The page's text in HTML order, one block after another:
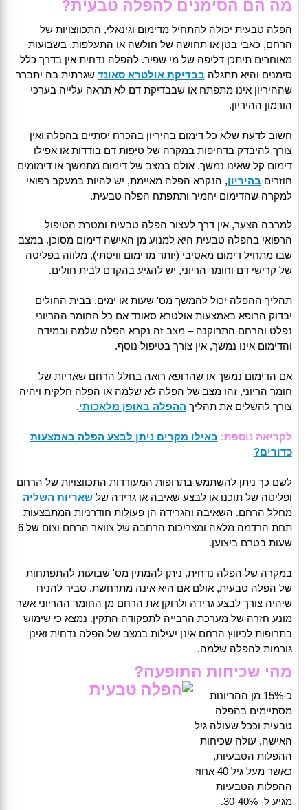
מה הם הסימנים להפלה טבעית?
הפלה טבעית יכולה להתחיל מדימום וגינאלי, התכווצויות של
הרחם, כאבי בטן או תחושה של חולשה או התעלפות. בשבועות
מאוחרים תיתכן דליפה של מי שפיר. להפלה נדחית אין בדרך כלל
סימנים והיא תתגלה בבדיקת אולטרא סאונד שגרתית בה יתברר
שההיריון אינו מתפתח או שבבדיקת דם לא תראה עלייה בערכי
הורמון ההיריון.
חשוב לדעת שלא כל דימום בהיריון בהכרח יסתיים בהפלה ואין
צורך להיבדק בדחיפות במקרה של טיפות דם בודדות או אפילו
דימום קל שאינו נמשך. אולם במצב של דימום מתמשך או דימומים
חוזרים בהיריון, הנקרא הפלה מאיימת, יש להיות במעקב רפואי
למקרה שהדימום יחמיר ותתפתח הפלה טבעית.
למרבה הצער, אין דרך לעצור הפלה טבעית ומטרת הטיפול
הרפואי בהפלה טבעית היא למנוע מן האישה דימום מסוכן. במצב
שבו מתחיל דימום מאסיבי (יותר מדימום וויסתי), מלווה בפליטה
של קרישי דם וחומר הריוני, יש להגיע בהקדם לבית חולים.
תהליך ההפלה יכול להמשך מס' שעות או ימים. בבית החולים
יבדוק הרופא באמצעות אולטרא סאונד אם כל החומר ההריוני
נפלט והרחם התרוקנה – מצב זה נקרא הפלה שלמה ובמידה
והדימום אינו נמשך, אין צורך בטיפול נוסף.
אם הדימום נמשך או שהרופא רואה בחלל הרחם שאריות של
חומר הריוני, זהו מצב של הפלה לא שלמה או הפלה חלקית ויהיה
צורך להשלים את תהליך ההפלה באופן מלאכותי.
לקריאה נוספת: באילו מקרים ניתן לבצע הפלה באמצעות
כדורים?
לשם כך ניתן להשתמש בתרופות המעודדות התכווצויות של הרחם
ופליטה של תוכנו או לבצע שאיבה או גרידה שלשאריות השליה
מחלל הרחם. השאיבה והגרידה הן פעולות חודרניות המתבצעות
תחת הרדמה מלאה ומצריכות הרחבה של צוואר הרחם וצום של 6
שעות בטרם ביצוען.
במקרה של הפלה נדחית, ניתן להמתין מס' שבועות להתפתחות
של הפלה טבעית, אולם אם היא אינה מתרחשת, סביר להניח
שיהיה צורך לבצע גרידה ולרוקן את הרחם מן החומר ההריוני אשר
מונע חזרה של מערכת הרבייה לתפקודה התקין. נמצא כי שימוש
בתרופות לכיווץ הרחם אינן יעילות במצב של הפלה נדחית ואינן
גורמות להפלה שלמה.
מהי שכיחות התופעה?
כ-15% מן ההריונות
מסתיימים בהפלה
טבעית וככל שעולה גיל
האישה, עולה שכיחות
ההפלות הטבעיות,
כאשר מעל גיל 40 אחוז
ההפלות הטבעיות
מגיע ל- 30-40%.